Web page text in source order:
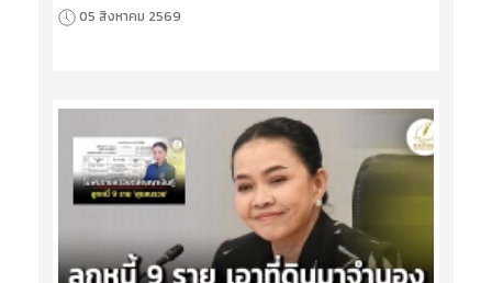
05 สิงหาคม 2569